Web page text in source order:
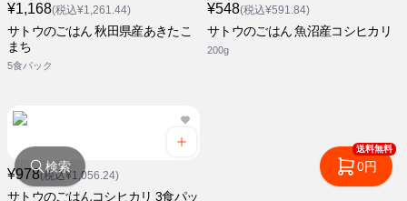
¥1,168(税込¥1,261.44)
サトウのごはん 秋田県産あきたこ
まち
5食パック
¥548(税込¥591.84)
サトウのごはん 魚沼産コシヒカリ
200g
¥978(税込¥1,056.24)
サトウのごはんコシヒカリ 3食パッ
検索
送料無料
0円